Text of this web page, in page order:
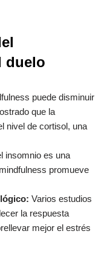
duelo
puede disminuir
que la
nivel de cortisol, una
insomnio es una
promueve
Varios estudios
la respuesta
mejor el estrés